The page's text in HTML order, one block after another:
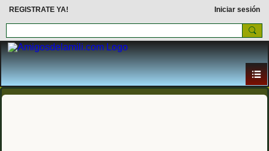
REGISTRATE YA! Iniciar sesión